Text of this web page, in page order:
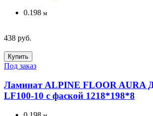
0.198 м
438 руб.
Купить
Под заказ
Ламинат ALPINE FLOOR AURA
LF100-10 с фаской 1218*198*8